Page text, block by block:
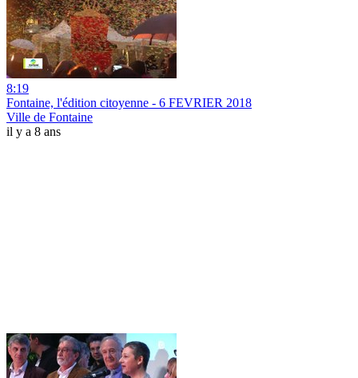
8:19
Fontaine, l'édition citoyenne - 6 FEVRIER 2018
Ville de Fontaine
il y a 8 ans